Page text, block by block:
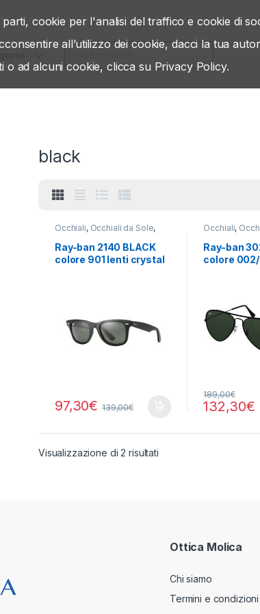
Search for:
black
Occhiali, Occhiali da Sole,
Ray-ban 2140 BLACK
colore 901 lenti crystal
97,30€ 139,00€
Occhiali,
Ray-ban
colore
132,30€
189,00€
Visualizzazione di 2 risultati
Ottica Molica
Chi siamo
Termini e condizioni
cookie per l'analisi del traffico e cookie di
all’utilizzo dei cookie, dacci la tua
ad alcuni cookie, clicca su Privacy Policy.